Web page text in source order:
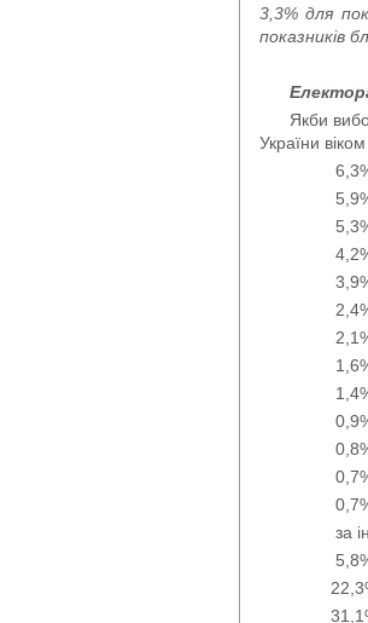
3,3% для
показників
Якби
України
за